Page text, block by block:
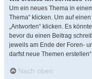
Um ein neues Thema in
Thema“ klicken. Um auf
„Antworten“ klicken. Es
bevor du einen Beitrag
jeweils am Ende der Foren-
darfst neue Themen
Nach oben